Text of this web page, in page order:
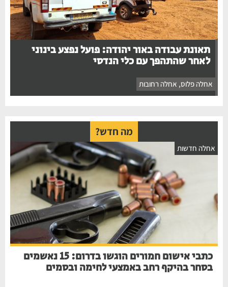
תאונת עבודה באור יהודה: פועל נפצע בינוני
לאחר שהתהפך עם כלי הנדסי
אחלה פלוס, אחלה רחובות
מה חדש?
אחלה חדשות
כתבי אישום חמורים הוגשו בדרום: 15 נאשמים
בסחר בהיקף רחב באמצעי לחימה ובסמים